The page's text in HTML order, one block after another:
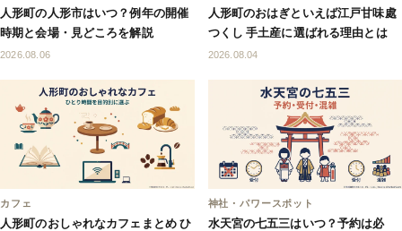
人形町の人形市はいつ？例年の開催
時期と会場・見どころを解説
2026.08.06
人形町のおはぎといえば江戸甘味處
つくし 手土産に選ばれる理由とは
2026.08.04
カフェ
人形町のおしゃれなカフェまとめ ひ
神社・パワースポット
水天宮の七五三はいつ？予約は必